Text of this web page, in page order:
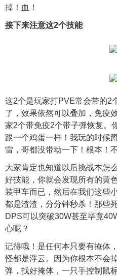
掉！血！
接下来注意这2个技能
这2个是玩家打PVE常会带的2
了，效果依然可以叠加，免疫
家2个带免疫2个带子弹恢复。
跟一个鸡蛋一样！我玩的时候
雷，哥都没带动一下！根本！
大家肯定也知道以后挑战本怎
好技能，你就会发现所有的黄
装甲车而已，然后在我们这些
都是渣渣，分分钟秒杀！那些
DPS可以突破30W甚至毕竟
心呢？
记得哦！是任何本只要有掩体
怪都是浮云。因为你根本不会
弹，找好掩体，一只手控制鼠